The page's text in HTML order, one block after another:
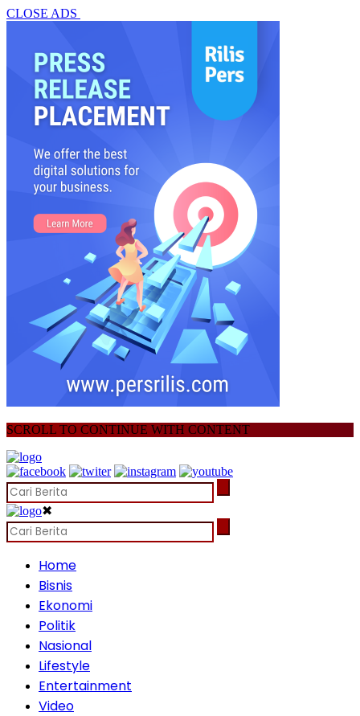
CLOSE ADS
SCROLL TO CONTINUE WITH CONTENT
✖
Home
Bisnis
Ekonomi
Politik
Nasional
Lifestyle
Entertainment
Video